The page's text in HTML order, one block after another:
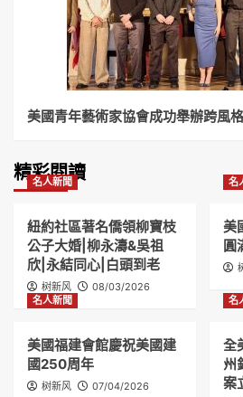
美國青年藝術家協會成功舉辦跨風
精彩閱讀
名人新聞
紐約社區著名僑領柳寶枝
公子大婚|柳永濤&吳祖
欣|永結同心|白頭到老
树新风 08/03/2026
名
美
圓
名人新聞
美國福建會館慶祝美國建
國250周年
树新风 07/04/2026
名
全
州
案